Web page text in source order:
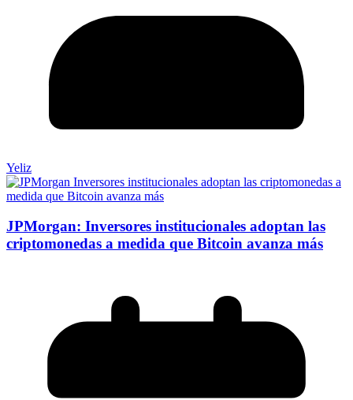
Yeliz
JPMorgan: Inversores institucionales adoptan las
criptomonedas a medida que Bitcoin avanza más